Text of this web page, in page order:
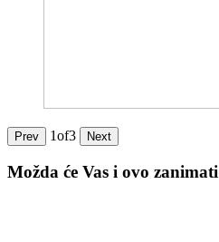
Prev 1of3 Next
Možda će Vas i ovo zanimati